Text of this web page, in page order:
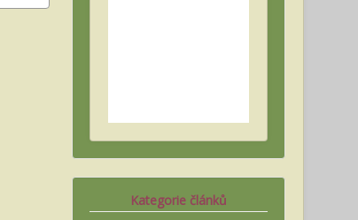
Kategorie článků